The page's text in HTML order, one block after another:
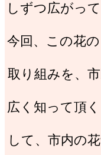
しずつ広がっ
今回、この花
取り組みを、
広く知って頂
して、市内の